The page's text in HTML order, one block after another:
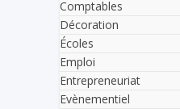
Comptables
Décoration
Écoles
Emploi
Entrepreneuriat
Evènementiel